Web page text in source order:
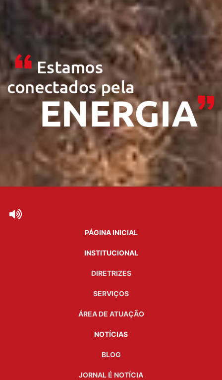
PÁGINA INICIAL
INSTITUCIONAL
DIRETRIZES
SERVIÇOS
ÁREA DE ATUAÇÃO
NOTÍCIAS
BLOG
JORNAL É NOTÍCIA